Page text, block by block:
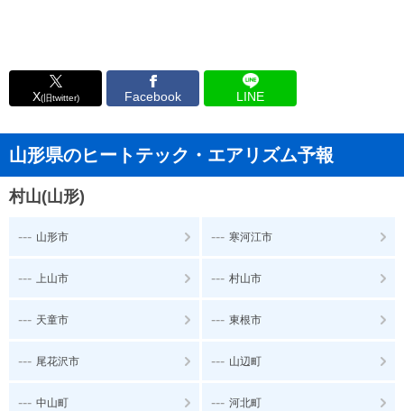
X(旧twitter) Facebook LINE
山形県のヒートテック・エアリズム予報
村山(山形)
--- 山形市 --- 寒河江市
--- 上山市 --- 村山市
--- 天童市 --- 東根市
--- 尾花沢市 --- 山辺町
--- 中山町 --- 河北町